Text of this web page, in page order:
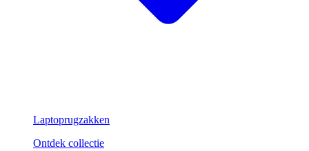
Laptoprugzakken
Ontdek collectie